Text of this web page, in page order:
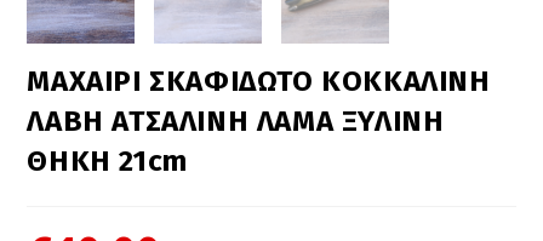
ΜΑΧΑΙΡΙ ΣΚΑΦΙΔΩΤΟ ΚΟΚΚΑΛΙΝΗ
ΛΑΒΗ ΑΤΣΑΛΙΝΗ ΛΑΜΑ ΞΥΛΙΝΗ
ΘΗΚΗ 21cm